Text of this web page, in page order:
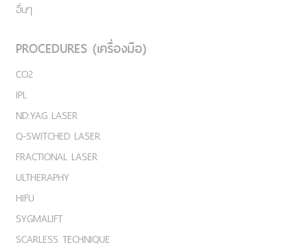
อื่นๆ
PROCEDURES (เครื่องมือ)
CO2
IPL
ND:YAG LASER
Q-SWITCHED LASER
FRACTIONAL LASER
ULTHERAPHY
HIFU
SYGMALIFT
SCARLESS TECHNIQUE